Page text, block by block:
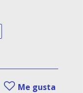
Me gusta